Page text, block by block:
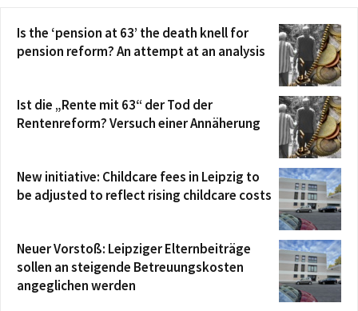
Is the ‘pension at 63’ the death knell for
pension reform? An attempt at an analysis
Ist die „Rente mit 63“ der Tod der
Rentenreform? Versuch einer Annäherung
New initiative: Childcare fees in Leipzig to
be adjusted to reflect rising childcare costs
Neuer Vorstoß: Leipziger Elternbeiträge
sollen an steigende Betreuungskosten
angeglichen werden